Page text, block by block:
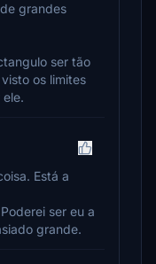
grandes
ser tão
os limites
Está a
ser eu a
grande.